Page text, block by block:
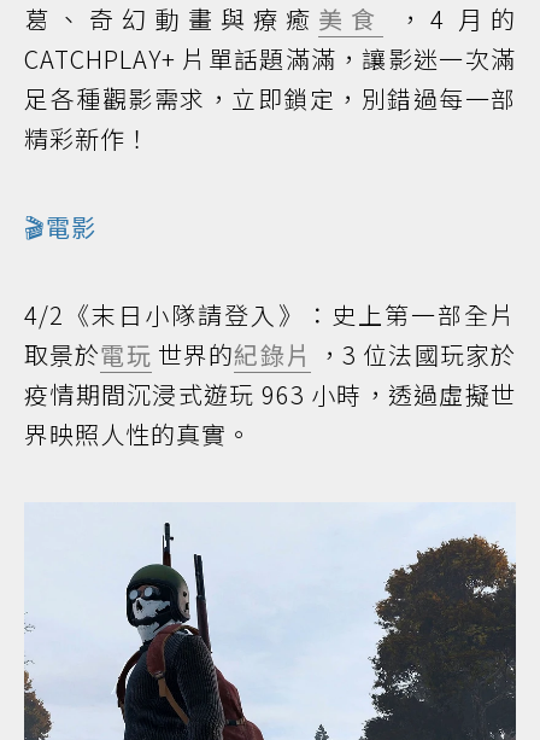
葛、奇幻動畫與療癒 美食
，4 月的
CATCHPLAY+ 片單話題滿滿，讓影迷一次滿
足各種觀影需求，立即鎖定，別錯過每一部
精彩新作！
🎬電影
4/2《末日小隊請登入》：史上第一部全片
取景於電玩 世界的紀錄片
，3 位法國玩家於
疫情期間沉浸式遊玩 963 小時，透過虛擬世
界映照人性的真實。